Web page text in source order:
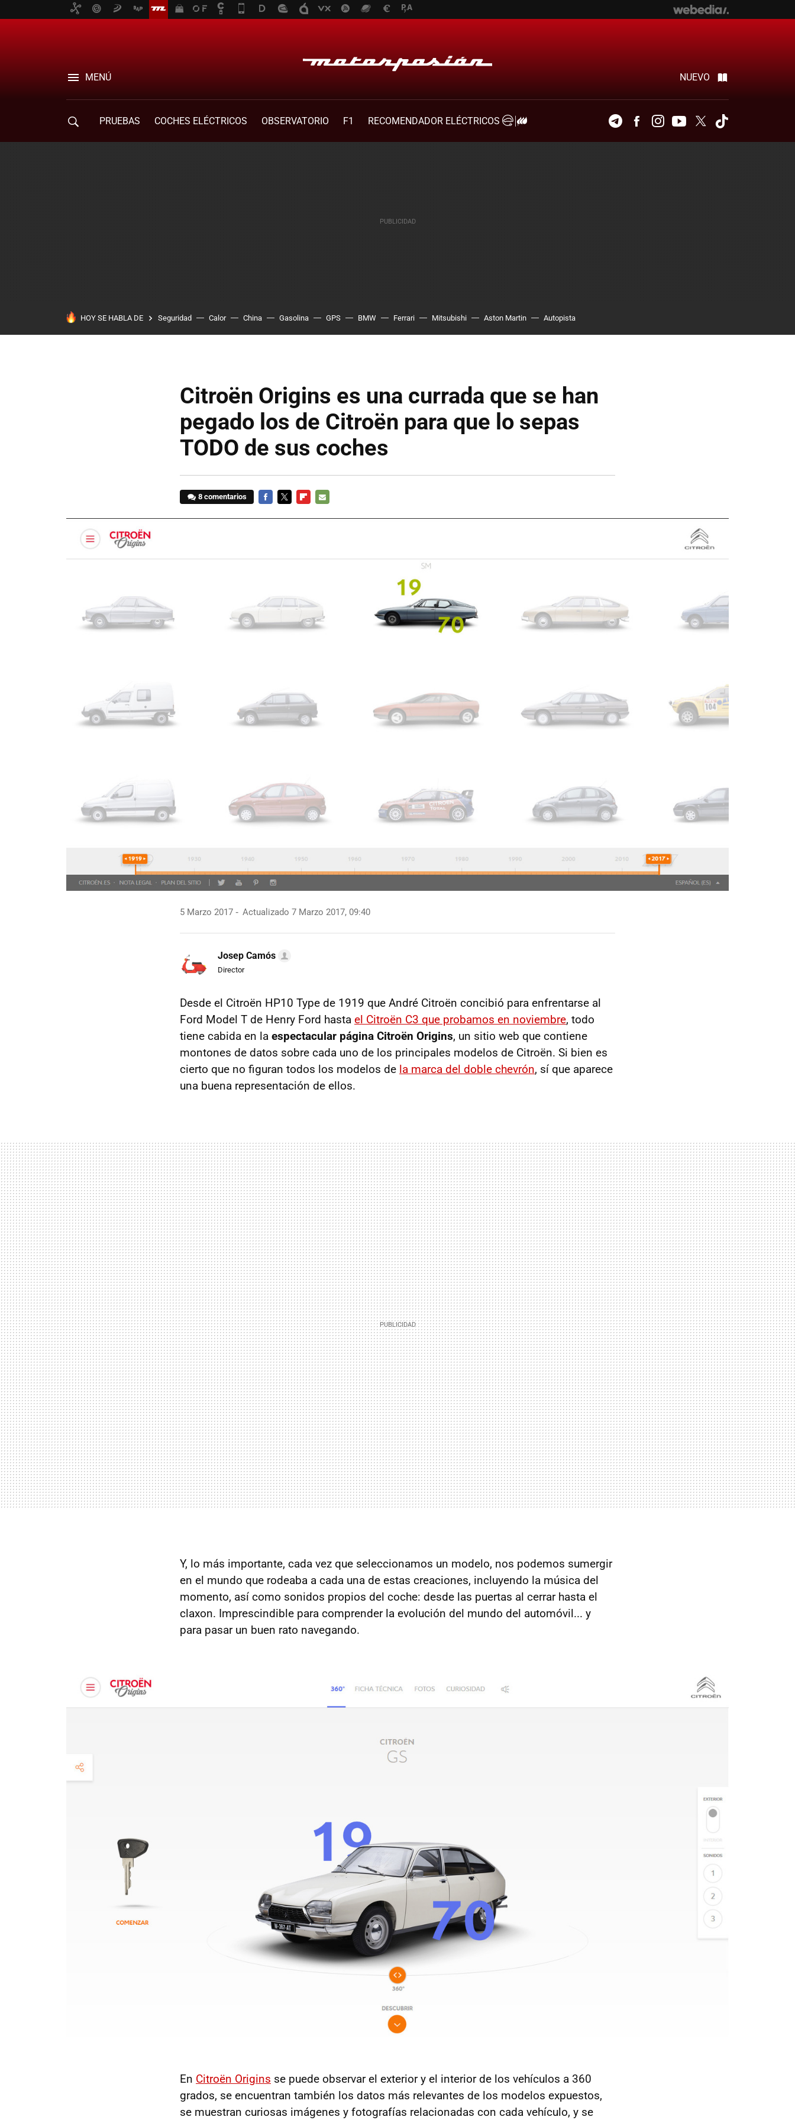
MENÚ NUEVO
PRUEBAS COCHES ELÉCTRICOS OBSERVATORIO F1
RECOMENDADOR ELÉCTRICOS
TelegramFacebookInstagramYoutubeTwitter
HOY SE HABLA DE Seguridad Calor China Gasolina GPS BMW Ferrari Mitsubishi Aston Martin Autopista
Citroën Origins es una currada que se han
pegado los de Citroën para que lo sepas
TODO de sus coches
8 comentarios
5 Marzo 2017 Actualizado 7 Marzo 2017, 09:40
Josep Camós
Director
Desde el Citroën HP10 Type de 1919 que André Citroën concibió para enfrentarse al
Ford Model T de Henry Ford hasta el Citroën C3 que probamos en noviembre, todo
tiene cabida en la espectacular página Citroën Origins, un sitio web que contiene
montones de datos sobre cada uno de los principales modelos de Citroën. Si bien es
cierto que no figuran todos los modelos de la marca del doble chevrón, sí que aparece
una buena representación de ellos.
Y, lo más importante, cada vez que seleccionamos un modelo, nos podemos sumergir
en el mundo que rodeaba a cada una de estas creaciones, incluyendo la música del
momento, así como sonidos propios del coche: desde las puertas al cerrar hasta el
claxon. Imprescindible para comprender la evolución del mundo del automóvil... y
para pasar un buen rato navegando.
En Citroën Origins se puede observar el exterior y el interior de los vehículos a 360
grados, se encuentran también los datos más relevantes de los modelos expuestos,
se muestran curiosas imágenes y fotografías relacionadas con cada vehículo, y se